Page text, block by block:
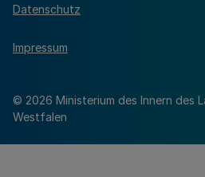
© 2026 Ministerium des Innern des
Westfalen
Datenschutz
Impressum